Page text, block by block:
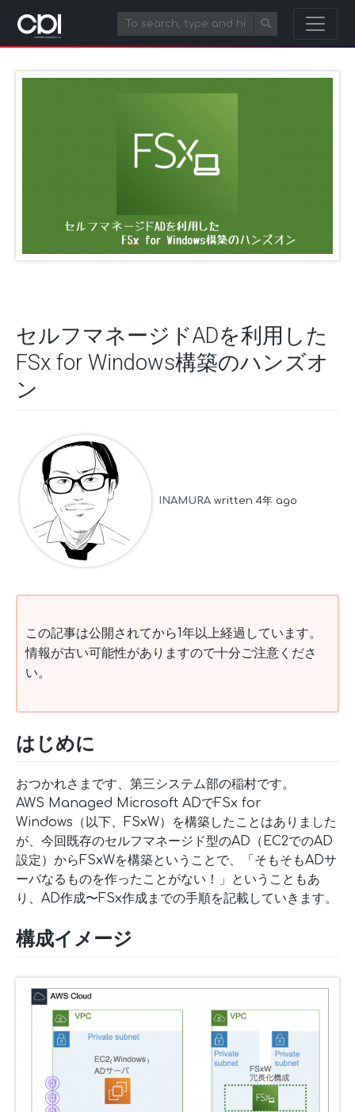
セルフマネージドADを利用した
FSx for Windows構築のハンズオ
ン
INAMURA written 4年 ago
この記事は公開されてから1年以上経過しています。
情報が古い可能性がありますので十分ご注意くださ
い。
はじめに
おつかれさまです、第三システム部の稲村です。
AWS Managed Microsoft ADでFSx for
Windows（以下、FSxW）を構築したことはありました
が、今回既存のセルフマネージド型のAD（EC2でのAD
設定）からFSxWを構築ということで、「そもそもADサ
ーバなるものを作ったことがない！」ということもあ
り、AD作成〜FSx作成までの手順を記載していきます。
構成イメージ